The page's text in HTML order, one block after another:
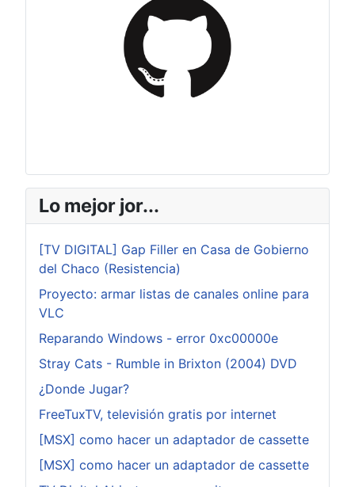
Lo mejor jor...
[TV DIGITAL] Gap Filler en Casa de Gobierno
del Chaco (Resistencia)
Proyecto: armar listas de canales online para
VLC
Reparando Windows - error 0xc00000e
Stray Cats - Rumble in Brixton (2004) DVD
¿Donde Jugar?
FreeTuxTV, televisión gratis por internet
[MSX] como hacer un adaptador de cassette
[MSX] como hacer un adaptador de cassette